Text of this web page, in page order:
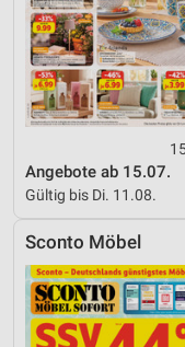
Angebote ab 15.07.
Gültig bis Di. 11.08.
Sconto Möbel